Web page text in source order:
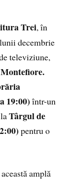
Trei, în
decembrie
televiziune,
19:00) într-un
laTârgul de
pentru o
amplă